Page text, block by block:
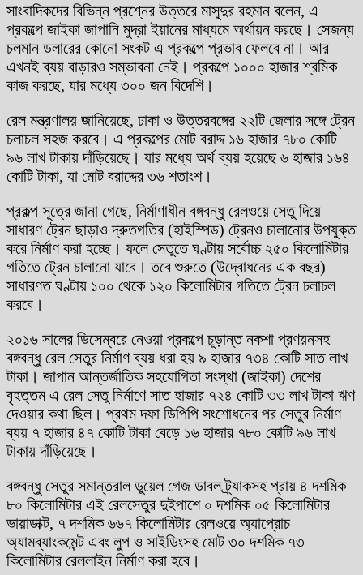
সাংবাদিকদের বিভিন্ন প্রশ্নের উত্তরে মাসুদুর রহমান বলেন, এ
প্রকল্পে জাইকা জাপানি মুদ্রা ইয়ানের মাধ্যমে অর্থায়ন করছে। সেজন্য
চলমান ডলারের কোনো সংকট এ প্রকল্পে প্রভাব ফেলবে না। আর
এখনই ব্যয় বাড়ারও সম্ভাবনা নেই। প্রকল্পে ১০০০ হাজার শ্রমিক
কাজ করছে, যার মধ্যে ৩০০ জন বিদেশি।
রেল মন্ত্রণালয় জানিয়েছে, ঢাকা ও উত্তরবঙ্গের ২২টি জেলার সঙ্গে ট্রেন
চলাচল সহজ করবে। এ প্রকল্পের মোট বরাদ্দ ১৬ হাজার ৭৮০ কোটি
৯৬ লাখ টাকায় দাঁড়িয়েছে। যার মধ্যে অর্থ ব্যয় হয়েছে ৬ হাজার ১৬৪
কোটি টাকা, যা মোট বরাদ্দের ৩৬ শতাংশ।
প্রকল্প সূত্রে জানা গেছে, নির্মাণাধীন বঙ্গবন্ধু রেলওয়ে সেতু দিয়ে
সাধারণ ট্রেন ছাড়াও দ্রুতগতির (হাইস্পিড) ট্রেনও চালানোর উপযুক্ত
করে নির্মাণ করা হচ্ছে। ফলে সেতুতে ঘণ্টায় সর্বোচ্চ ২৫০ কিলোমিটার
গতিতে ট্রেন চালানো যাবে। তবে শুরুতে (উদ্বোধনের এক বছর)
সাধারণত ঘণ্টায় ১০০ থেকে ১২০ কিলোমিটার গতিতে ট্রেন চলাচল
করবে।
২০১৬ সালের ডিসেম্বরে নেওয়া প্রকল্পে চূড়ান্ত নকশা প্রণয়নসহ
বঙ্গবন্ধু রেল সেতুর নির্মাণ ব্যয় ধরা হয় ৯ হাজার ৭৩৪ কোটি সাত লাখ
টাকা। জাপান আন্তর্জাতিক সহযোগিতা সংস্থা (জাইকা) দেশের
বৃহত্তম এ রেল সেতু নির্মাণে সাত হাজার ৭২৪ কোটি ৩৩ লাখ টাকা ঋণ
দেওয়ার কথা ছিল। প্রথম দফা ডিপিপি সংশোধনের পর সেতুর নির্মাণ
ব্যয় ৭ হাজার ৪৭ কোটি টাকা বেড়ে ১৬ হাজার ৭৮০ কোটি ৯৬ লাখ
টাকায় দাঁড়িয়েছে।
বঙ্গবন্ধু সেতুর সমান্তরাল ডুয়েল গেজ ডাবল ট্র্যাকসহ প্রায় ৪ দশমিক
৮০ কিলোমিটার এই রেলসেতুর দুইপাশে ০ দশমিক ০৫ কিলোমিটার
ভায়াডাক্ট, ৭ দশমিক ৬৬৭ কিলোমিটার রেলওয়ে অ্যাপ্রোচ
অ্যামব্যাংকমেন্ট এবং লুপ ও সাইডিংসহ মোট ৩০ দশমিক ৭৩
কিলোমিটার রেললাইন নির্মাণ করা হবে।